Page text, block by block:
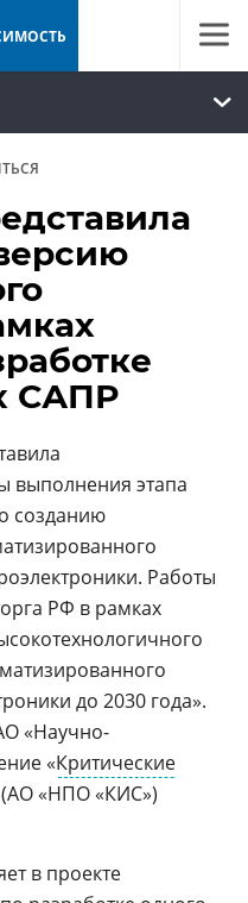
САПР
выполнения этапа
созданию
Работы
РФ в рамках
до 2030 года».
«Научно-
«Критические
«НПО «КИС»)
в проекте